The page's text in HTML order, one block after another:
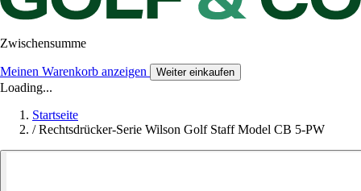
Zwischensumme
Meinen Warenkorb anzeigen Weiter einkaufen
Loading...
Startseite
/ Rechtsdrücker-Serie Wilson Golf Staff Model CB 5-PW